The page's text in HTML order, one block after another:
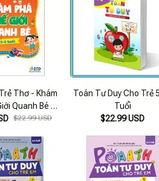
Thơ - Khám
Quanh Bé -
Trẻ 5-6 Tuổi
$22.99 USD
Toán Tư Duy Cho Trẻ
Tuổi
$22.99 USD